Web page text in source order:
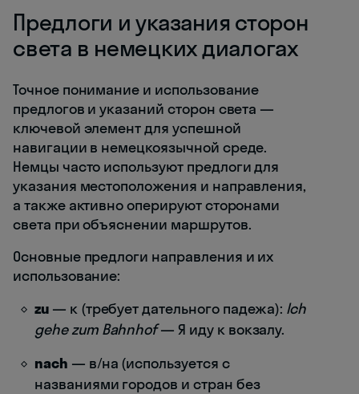
Предлоги и указания сторон
света в немецких диалогах
Точное понимание и использование
предлогов и указаний сторон света —
ключевой элемент для успешной
навигации в немецкоязычной среде.
Немцы часто используют предлоги для
указания местоположения и направления,
а также активно оперируют сторонами
света при объяснении маршрутов.
Основные предлоги направления и их
использование:
zu— к (требует дательного падежа): Ich
gehe zum Bahnhof— Я иду к вокзалу.
nach — в/на (используется с
названиями городов и стран без